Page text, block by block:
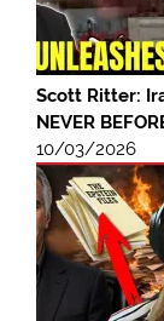
Scott Ritter:
NEVER
10/03/2026